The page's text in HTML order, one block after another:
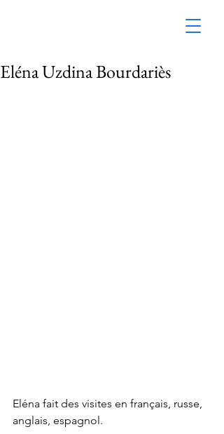
Eléna Uzdina Bourdariès
Eléna fait des visites en français, russe,
anglais, espagnol.